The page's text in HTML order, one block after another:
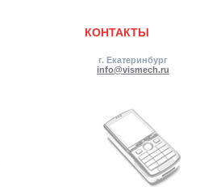
КОНТАКТЫ
г. Екатеринбург
info@vismech.ru